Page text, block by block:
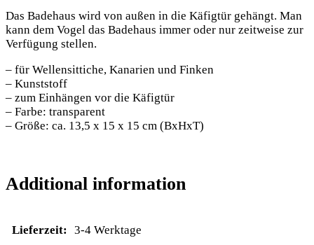
Das Badehaus wird von außen in die Käfigtür gehängt. Man
kann dem Vogel das Badehaus immer oder nur zeitweise zur
Verfügung stellen.
– für Wellensittiche, Kanarien und Finken
– Kunststoff
– zum Einhängen vor die Käfigtür
– Farbe: transparent
– Größe: ca. 13,5 x 15 x 15 cm (BxHxT)
Additional information
Lieferzeit: 3-4 Werktage